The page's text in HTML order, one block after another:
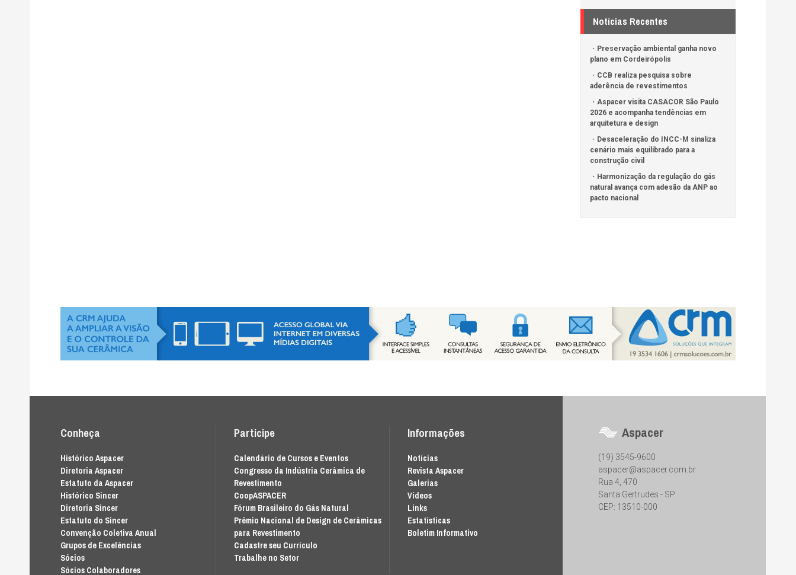
Notícias Recentes
Preservação ambiental ganha novo
plano em Cordeirópolis
CCB realiza pesquisa sobre
aderência de revestimentos
Aspacer visita CASACOR São Paulo
2026 e acompanha tendências em
arquitetura e design
Desaceleração do INCC-M sinaliza
cenário mais equilibrado para a
construção civil
Harmonização da regulação do gás
natural avança com adesão da ANP ao
pacto nacional
Conheça
Histórico Aspacer
Diretoria Aspacer
Estatuto da Aspacer
Histórico Sincer
Diretoria Sincer
Estatuto do Sincer
Convenção Coletiva Anual
Grupos de Excelências
Sócios
Sócios Colaboradores
Participe
Calendário de Cursos e Eventos
Congresso da Indústria Cerâmica de
Revestimento
CoopASPACER
Fórum Brasileiro do Gás Natural
Prêmio Nacional de Design de Cerâmicas
para Revestimento
Cadastre seu Currículo
Trabalhe no Setor
Informações
Notícias
Revista Aspacer
Galerias
Vídeos
Links
Estatísticas
Boletim Informativo
Aspacer
(19) 3545-9600
aspacer@aspacer.com.br
Rua 4, 470
Santa Gertrudes - SP
CEP: 13510-000